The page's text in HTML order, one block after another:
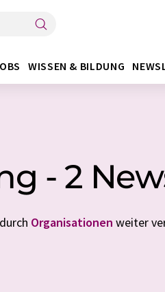
WISSEN & BILDUNG
- 2
Organisationen weiter